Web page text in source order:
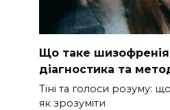
Що таке
діагностика та
Тіні та голоси розуму:
як зрозуміти